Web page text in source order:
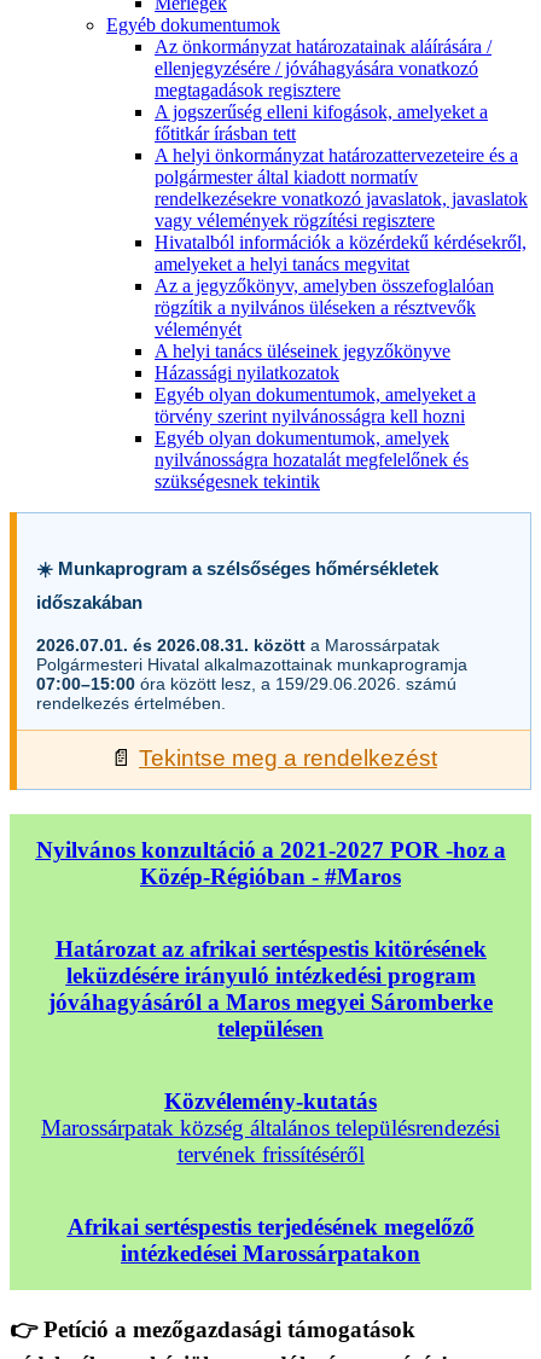
Egyéb dokumentumok
Az önkormányzat határozatainak aláírására /
ellenjegyzésére / jóváhagyására vonatkozó
megtagadások regisztere
A jogszerűség elleni kifogások, amelyeket a
főtitkár írásban tett
A helyi önkormányzat határozattervezeteire és a
polgármester által kiadott normatív
rendelkezésekre vonatkozó javaslatok, javaslatok
vagy vélemények rögzítési regisztere
Hivatalból információk a közérdekű kérdésekről,
amelyeket a helyi tanács megvitat
Az a jegyzőkönyv, amelyben összefoglalóan
rögzítik a nyilvános üléseken a résztvevők
véleményét
A helyi tanács üléseinek jegyzőkönyve
Házassági nyilatkozatok
Egyéb olyan dokumentumok, amelyeket a
törvény szerint nyilvánosságra kell hozni
Egyéb olyan dokumentumok, amelyek
nyilvánosságra hozatalát megfelelőnek és
szükségesnek tekintik
☀️ Munkaprogram a szélsőséges hőmérsékletek
időszakában
2026.07.01. és 2026.08.31. között a Marossárpatak
Polgármesteri Hivatal alkalmazottainak munkaprogramja
07:00–15:00 óra között lesz, a 159/29.06.2026. számú
rendelkezés értelmében.
📄 Tekintse meg a rendelkezést
Nyilvános konzultáció a 2021-2027 POR -hoz a
Közép-Régióban - #Maros
Határozat az afrikai sertéspestis kitörésének
leküzdésére irányuló intézkedési program
jóváhagyásáról a Maros megyei Sáromberke
településen
Közvélemény-kutatás
Marossárpatak község általános településrendezési
tervének frissítéséről
Afrikai sertéspestis terjedésének megelőző
intézkedései Marossárpatakon
👉 Petíció a mezőgazdasági támogatások